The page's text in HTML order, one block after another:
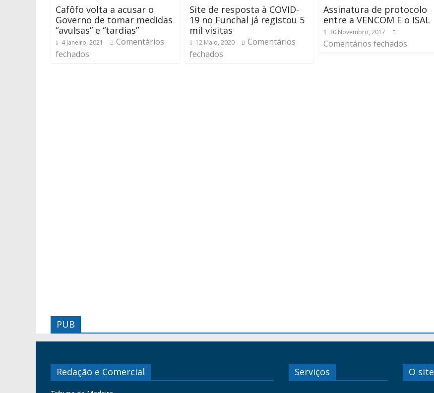
Cafôfo volta a acusar o
Governo de tomar medidas
“avulsas” e “tardias”
4 Janeiro, 2021
Comentários
fechados
Site de resposta à COVID-
19 no Funchal já registou 5
mil visitas
12 Maio, 2020
Comentários
fechados
Assinatura de protocolo
entre a VENCOM E o ISAL
30 Novembro, 2017
Comentários fechados
PUB
Redação e Comercial Serviços O site